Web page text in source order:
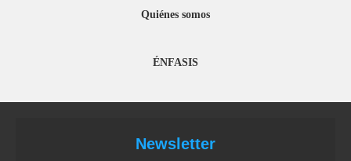
Quiénes somos
ÉNFASIS
Newsletter